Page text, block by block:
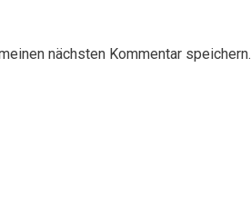
nächsten Kommentar speichern.